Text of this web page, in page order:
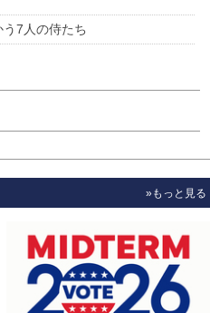
7人の侍たち
»もっと見る